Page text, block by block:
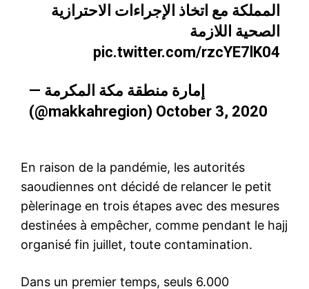
المملكة مع اتخاذ الإجراءات الاحترازية
الصحية اللازمة
pic.twitter.com/rzcYE7lK04
— إمارة منطقة مكة المكرمة
(@makkahregion) October 3, 2020
En raison de la pandémie, les autorités
saoudiennes ont décidé de relancer le petit
pèlerinage en trois étapes avec des mesures
destinées à empêcher, comme pendant le hajj
organisé fin juillet, toute contamination.
Dans un premier temps, seuls 6.000